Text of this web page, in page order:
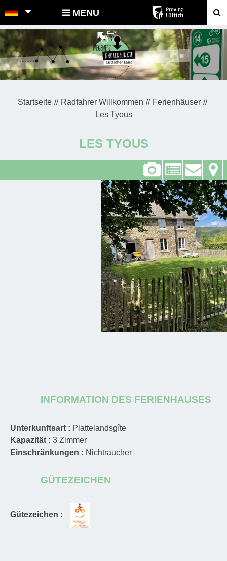
POINTS-NOEUDS MENU
Startseite Radfahrer Willkommen
Ferienhäuser
Les Tyous
LES TYOUS
INFORMATION DES FERIENHAUSES
Unterkunftsart : Plattelandsgîte
Kapazität : 3 Zimmer
Einschränkungen : Nichtraucher
GÜTEZEICHEN
Gütezeichen :